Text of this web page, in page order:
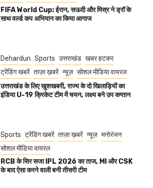
FIFA World Cup: ईरान, सऊदी और मिस्र ने ड्रॉ के
साथ वर्ल्ड कप अभियान का किया आगाज
Dehardun Sports उत्तराखंड खबर हटकर
ट्रेंडिंग खबरें ताज़ा ख़बरें न्यूज़ सोशल मीडिया वायरल
उत्तराखंड के लिए खुशखबरी, राज्य के दो खिलाड़ियों का
इंडिया U-19 क्रिकेट टीम में चयन, लक्ष्य बने उप कप्तान
Sports ट्रेंडिंग खबरें ताज़ा ख़बरें न्यूज़ मनोरंजन
सोशल मीडिया वायरल
RCB के सिर सजा IPL 2026 का ताज, MI और CSK
के बाद ऐसा करने वाली बनी तीसरी टीम